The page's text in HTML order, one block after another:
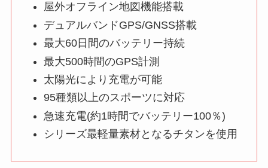
屋外オフライン地図機能搭載
デュアルバンドGPS/GNSS搭載
最大60日間のバッテリー持続
最大500時間のGPS計測
太陽光により充電が可能
95種類以上のスポーツに対応
急速充電(約1時間でバッテリー100％)
シリーズ最軽量素材となるチタンを使用